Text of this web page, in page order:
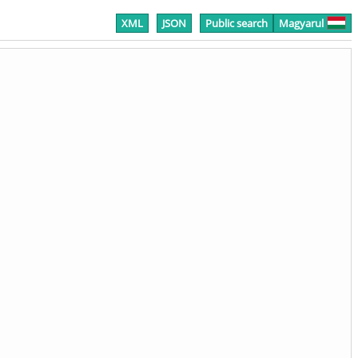
XML JSON Public search Magyarul